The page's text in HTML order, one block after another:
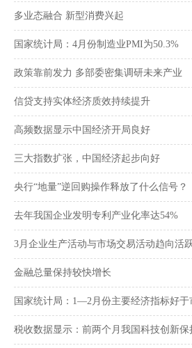
县域服务
案例中心
联系我们
在线留言
立105周年
多业态融合 新型消费兴起
国家统计局：4月份制造业PMI为50.3%
政策靠前发力 多部委密集调研未来产业
信贷支持实体经济质效持续提升
高频数据显示中国经济开局良好
三大指数扩张，中国经济起步向好
央行“地量”逆回购操作释放了什么信号？
去年我国企业发明专利产业化率达54%
3月企业生产活动与市场交易活动趋向活
金融总量保持较快增长
国家统计局：1—2月份主要经济指标好于
税收数据显示：前两个月我国科技创新